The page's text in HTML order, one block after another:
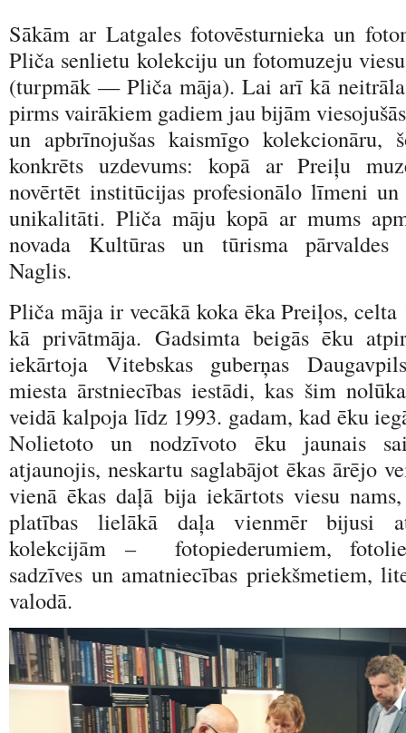
Sākām ar Latgales fotovēsturnieka un
Pliča senlietu kolekciju un fotomuzeju
(turpmāk — Pliča māja). Lai arī kā
pirms vairākiem gadiem jau bijām
un apbrīnojušas kaismīgo kolekcionāru,
konkrēts uzdevums: kopā ar Preiļu
novērtēt institūcijas profesionālo līmeni
unikalitāti. Pliča māju kopā ar mums
novada Kultūras un tūrisma pārvaldes
Naglis.
Pliča māja ir vecākā koka ēka Preiļos,
kā privātmāja. Gadsimta beigās ēku
iekārtoja Vitebskas guberņas
miesta ārstniecības iestādi, kas šim
veidā kalpoja līdz 1993. gadam, kad ēku
Nolietoto un nodzīvoto ēku jaunais
atjaunojis, neskartu saglabājot ēkas ārējo
vienā ēkas daļā bija iekārtots viesu
platības lielākā daļa vienmēr bijusi
kolekcijām – fotopiederumiem,
sadzīves un amatniecības priekšmetiem,
valodā.